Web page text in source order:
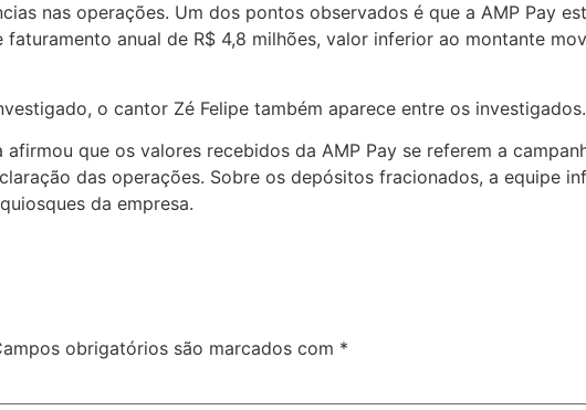
nas operações. Um dos pontos observados é que a AMP Pay
anual de R$ 4,8 milhões, valor inferior ao montante
o cantor Zé Felipe também aparece entre os investigados.
que os valores recebidos da AMP Pay se referem a
das operações. Sobre os depósitos fracionados, a equipe
da empresa.
obrigatórios são marcados com *